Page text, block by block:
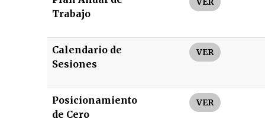
Trabajo
Calendario de
Sesiones
VER
Posicionamiento
de Cero
VER